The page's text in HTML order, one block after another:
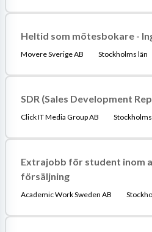
Heltid som mötesbokare -
Movere Sverige AB Stockholms län
SDR (Sales Development
Click IT Media Group AB
Extrajobb för student inom
försäljning
Academic Work Sweden AB